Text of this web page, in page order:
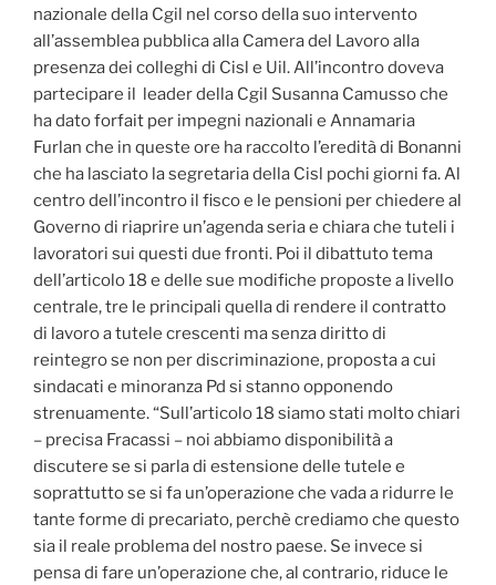
nazionale della Cgil nel corso della suo intervento
all’assemblea pubblica alla Camera del Lavoro alla
presenza dei colleghi di Cisl e Uil. All’incontro doveva
partecipare il leader della Cgil Susanna Camusso che
ha dato forfait per impegni nazionali e Annamaria
Furlan che in queste ore ha raccolto l’eredità di Bonanni
che ha lasciato la segretaria della Cisl pochi giorni fa. Al
centro dell’incontro il fisco e le pensioni per chiedere al
Governo di riaprire un’agenda seria e chiara che tuteli i
lavoratori sui questi due fronti. Poi il dibattuto tema
dell’articolo 18 e delle sue modifiche proposte a livello
centrale, tre le principali quella di rendere il contratto
di lavoro a tutele crescenti ma senza diritto di
reintegro se non per discriminazione, proposta a cui
sindacati e minoranza Pd si stanno opponendo
strenuamente. “Sull’articolo 18 siamo stati molto chiari
– precisa Fracassi – noi abbiamo disponibilità a
discutere se si parla di estensione delle tutele e
soprattutto se si fa un’operazione che vada a ridurre le
tante forme di precariato, perchè crediamo che questo
sia il reale problema del nostro paese. Se invece si
pensa di fare un’operazione che, al contrario, riduce le